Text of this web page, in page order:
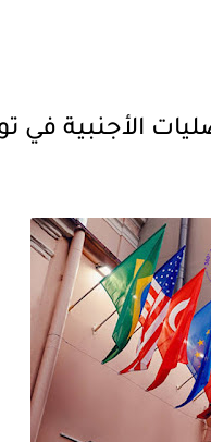
الأجنبية في